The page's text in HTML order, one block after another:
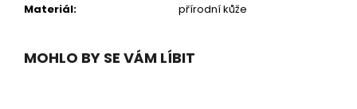
Materiál: přírodní kůže
MOHLO BY SE VÁM LÍBIT